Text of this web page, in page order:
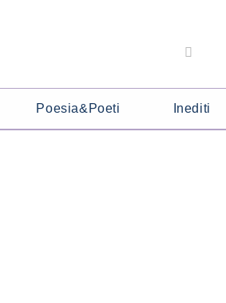
Poesia&Poeti Inediti